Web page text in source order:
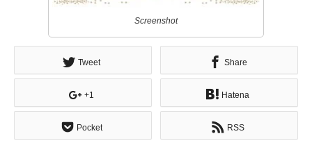
Screenshot
Tweet Share
+1 Hatena
Pocket RSS